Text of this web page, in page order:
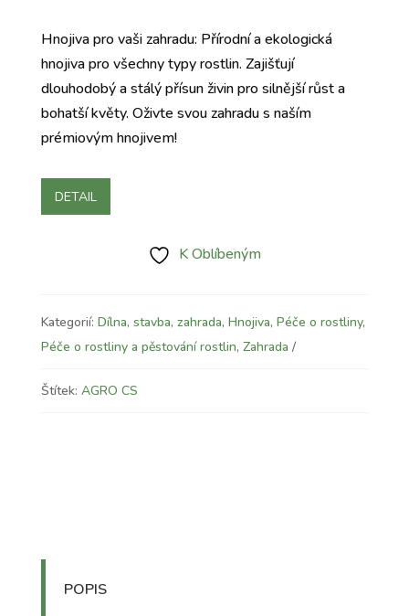
Hnojiva pro vaši zahradu: Přírodní a ekologická
hnojiva pro všechny typy rostlin. Zajišťují
dlouhodobý a stálý přísun živin pro silnější růst a
bohatší květy. Oživte svou zahradu s naším
prémiovým hnojivem!
DETAIL
K Oblíbeným
Kategorií: Dílna, stavba, zahrada, Hnojiva, Péče o rostliny,
Péče o rostliny a pěstování rostlin, Zahrada
Štítek: AGRO CS
POPIS